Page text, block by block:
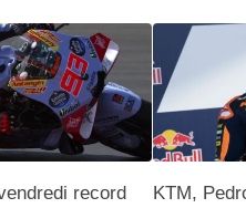
record
KTM,